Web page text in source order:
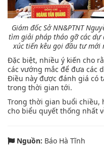
Giám đốc Sở NN&PTNT
tìm giải pháp tháo gỡ các dự
xúc tiến kêu gọi đầu tư
Đặc biệt, nhiều ý kiến cho
các vướng mắc để đưa các
Điều này được đánh giá có
trong thời gian tới.
Trong thời gian buổi chiều,
cho biểu quyết thống nhất
Nguồn: Báo Hà Tĩnh